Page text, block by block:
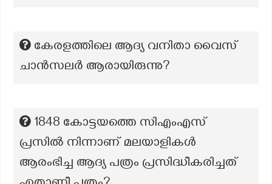
കേരളത്തിലെ ആദ്യ വനിതാ വൈസ്
ചാൻസലർ ആരായിരുന്നു?
1848 കോട്ടയത്തെ സിഎംഎസ്
പ്രസിൽ നിന്നാണ് മലയാളികൾ
ആരംഭിച്ച ആദ്യ പത്രം പ്രസിദ്ധീകരിച്ചത്